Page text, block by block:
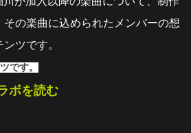
の楽曲に込められたメンバーの想
ツです。
です。
ボを読む